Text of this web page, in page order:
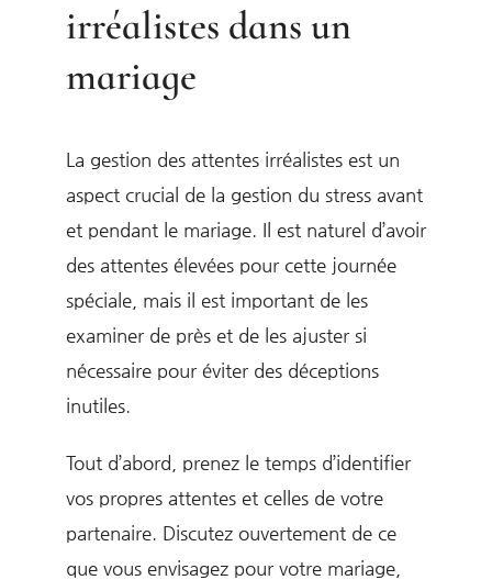
irréalistes dans un
mariage
La gestion des attentes irréalistes est un
aspect crucial de la gestion du stress avant
et pendant le mariage. Il est naturel d’avoir
des attentes élevées pour cette journée
spéciale, mais il est important de les
examiner de près et de les ajuster si
nécessaire pour éviter des déceptions
inutiles.
Tout d’abord, prenez le temps d’identifier
vos propres attentes et celles de votre
partenaire. Discutez ouvertement de ce
que vous envisagez pour votre mariage,